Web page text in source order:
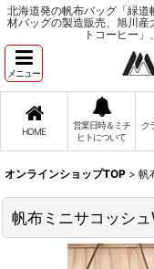
北海道発の帆布バッグ「緑
材バッグの製造販売、旭川
トコーヒー
メニュー
HOME
営業日時＆ミチ
ヒトについて
ク
オンラインショップTOP > 帆
帆布ミニサコッシュ